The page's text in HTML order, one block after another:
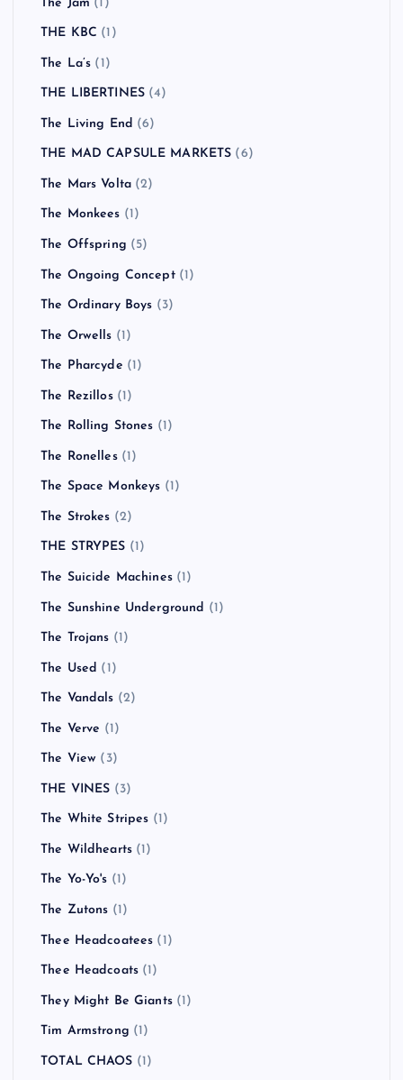
The Jam (1)
THE KBC (1)
The La’s (1)
THE LIBERTINES (4)
The Living End (6)
THE MAD CAPSULE MARKETS (6)
The Mars Volta (2)
The Monkees (1)
The Offspring (5)
The Ongoing Concept(1)
The Ordinary Boys (3)
The Orwells (1)
The Pharcyde (1)
The Rezillos(1)
The Rolling Stones (1)
The Ronelles(1)
The Space Monkeys (1)
The Strokes (2)
THE STRYPES (1)
The Suicide Machines(1)
The Sunshine Underground (1)
The Trojans (1)
The Used (1)
The Vandals (2)
The Verve (1)
The View (3)
THE VINES (3)
The White Stripes (1)
The Wildhearts (1)
The Yo-Yo's (1)
The Zutons (1)
Thee Headcoatees (1)
Thee Headcoats (1)
They Might Be Giants(1)
Tim Armstrong (1)
TOTAL CHAOS (1)